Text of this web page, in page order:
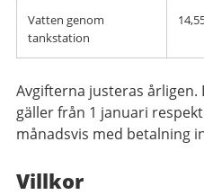
Vatten genom
tankstation
Avgifterna justeras
gäller från 1 januari
månadsvis med betalning
Villkor